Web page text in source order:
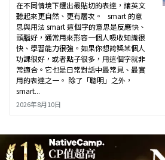
在不同情境下選出最貼切的表達，讓英文
聽起來更自然、更有層次。 smart 的意
思與用法 smart 這個字的意思是反應快、
頭腦好，通常用來形容一個人吸收知識很
快、學習能力很強。如果你想誇獎某個人
功課很好，或者點子很多，用這個字就非
常適合。它也是日常對話中最常見、最實
用的表達之一。 除了「聰明」之外，
smart...
2026年8月10日